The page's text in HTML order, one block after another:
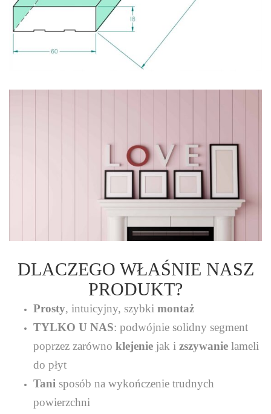
DLACZEGO WŁAŚNIE NASZ
PRODUKT?
Prosty, intuicyjny, szybki montaż
TYLKO U NAS: podwójnie solidny segment
poprzez zarówno klejenie jak i zszywanie lameli
do płyt
Tani sposób na wykończenie trudnych
powierzchni